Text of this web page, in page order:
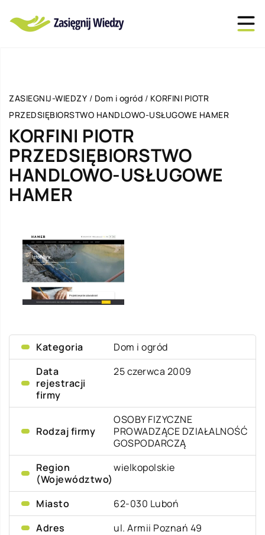
ZASIEGNIJ-WIEDZY / Dom i ogród / KORFINI PIOTR
PRZEDSIĘBIORSTWO HANDLOWO-USŁUGOWE HAMER
KORFINI PIOTR
PRZEDSIĘBIORSTWO
HANDLOWO-USŁUGOWE
HAMER
Kategoria
Dom i ogród
Data
rejestracji
firmy
25 czerwca 2009
Rodzaj firmy
OSOBY FIZYCZNE
PROWADZĄCE DZIAŁALNOŚĆ
GOSPODARCZĄ
Region
(Województwo)
wielkopolskie
Miasto
62-030 Luboń
Adres
ul. Armii Poznań 49